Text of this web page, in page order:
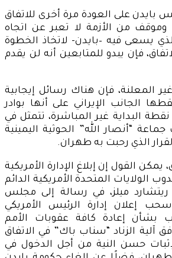
بايدن على العودة مرة أخرى للاتفاق
وموقف من الأزمة لا تعبر عن اتجاه
يسعى فيه –بايدن- لاتخاذ الخطوة
فإن يبدو للمتابعين أنه لن يقدم
المعلنة، فإن هناك رسائل إيجابية
الجانب الإيراني على أنها بوادر
البداية غير المباشرة، تتمثل في
“أنصار الله” الحوثية اليمينية
الذي رحبت به طهران.
القول إن إبلاغ الإدارة الأمريكية
الولايات المتحدة الأمريكية الدائم
ريتشارد ميلز، في رسالة إلى مجلس
إعلان إدارة الرئيس الأمريكي
بشأن إعادة كافة عقوبات الأمم
آلية الزناد “سناب باك” في الاتفاق
حسن النية من أجل الدخول في